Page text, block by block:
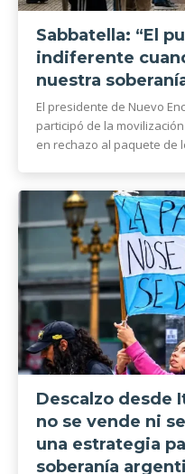
Sabbatella: “El
indiferente
nuestra
El presidente de Nuevo
participó de la
en rechazo al paquete de
Descalzo desde
no se vende ni
una estrategia
soberanía